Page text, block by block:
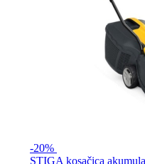
-20%
STIGA kosačica